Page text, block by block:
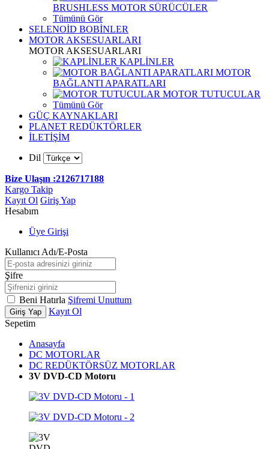
BRUSHLESS MOTOR SÜRÜCÜLER
Tümünü Gör
SELENOİD BOBİNLER
MOTOR AKSESUARLARI
MOTOR AKSESUARLARI
KAPLİNLER
MOTOR
BAĞLANTI APARATLARI
MOTOR TUTUCULAR
Tümünü Gör
GÜÇ KAYNAKLARI
PLANET REDÜKTÖRLER
İLETİŞİM
Dil
Bize Ulaşın :2126717188
Kargo Takip
Kayıt Ol Giriş Yap
Hesabım
Üye Girişi
Kullanıcı Adı/E-Posta
Şifre
Beni Hatırla Şifremi Unuttum
Giriş Yap
Kayıt Ol
Sepetim
Anasayfa
DC MOTORLAR
DC REDÜKTÖRSÜZ MOTORLAR
3V DVD-CD Motoru